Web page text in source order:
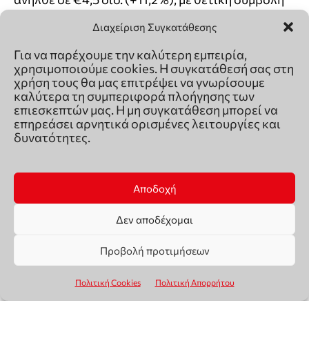
Διαχείριση Συγκατάθεσης
Για να παρέχουμε την καλύτερη εμπειρία,
χρησιμοποιούμε cookies. Η συγκατάθεσή σας στη
χρήση τους θα μας επιτρέψει να γνωρίσουμε
καλύτερα τη συμπεριφορά πλοήγησης των
επιεσκεπτών μας. Η μη συγκατάθεση μπορεί να
επηρεάσει αρνητικά ορισμένες λειτουργίες και
δυνατότητες.
Αποδοχή
Δεν αποδέχομαι
Προβολή προτιμήσεων
Πολιτική Cookies Πολιτική Απορρήτου